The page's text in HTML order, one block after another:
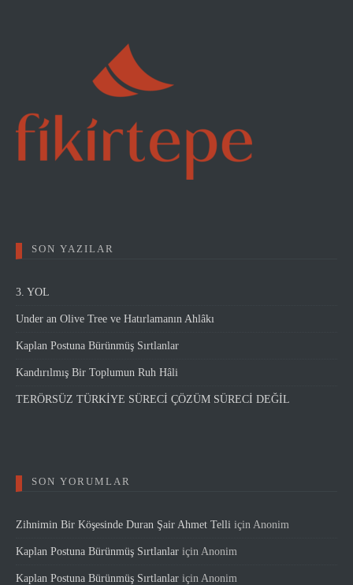
SON YAZILAR
3. YOL
Under an Olive Tree ve Hatırlamanın Ahlâkı
Kaplan Postuna Bürünmüş Sırtlanlar
Kandırılmış Bir Toplumun Ruh Hâli
TERÖRSÜZ TÜRKİYE SÜRECİ ÇÖZÜM SÜRECİ DEĞİL
SON YORUMLAR
Zihnimin Bir Köşesinde Duran Şair Ahmet Telli için Anonim
Kaplan Postuna Bürünmüş Sırtlanlar için Anonim
Kaplan Postuna Bürünmüş Sırtlanlar için Anonim